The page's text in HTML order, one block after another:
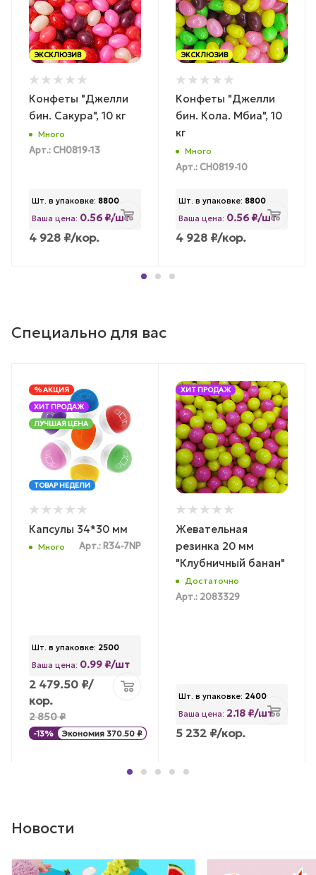
ЭКСКЛЮЗИВ
Конфеты "Джелли
бин. Сакура", 10 кг
Много
Арт.: CH0819-13
Шт. в упаковке: 8800
Ваша цена: 0.56 ₽/шт
4 928 ₽/кор.
ЭКСКЛЮЗИВ
Конфеты "Джелли
бин. Кола. Мбиа", 10
кг
Много
Арт.: CH0819-10
Шт. в упаковке: 8800
Ваша цена: 0.56 ₽/шт
4 928 ₽/кор.
Специально для вас
% АКЦИЯ
ХИТ ПРОДАЖ
ЛУЧШАЯ ЦЕНА
ТОВАР НЕДЕЛИ
Капсулы 34*30 мм
Много Арт.: R34-7NP
Шт. в упаковке: 2500
Ваша цена: 0.99 ₽/шт
2 479.50 ₽/
кор.
2 850₽
-13% Экономия 370.50 ₽
ХИТ ПРОДАЖ
Жевательная
резинка 20 мм
"Клубничный банан"
Достаточно
Арт.: 2083329
Шт. в упаковке: 2400
Ваша цена: 2.18 ₽/шт
5 232 ₽/кор.
Новости